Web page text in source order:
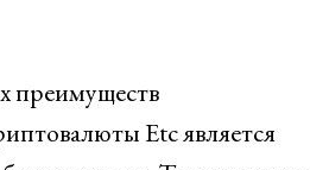
преимуществ
Etc является